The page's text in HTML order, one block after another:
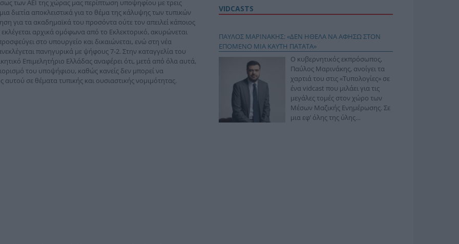
των ΑΕΙ της χώρας μας περίπτωση υποψηφίου με τρεις
διετία αποκλειστικά για το θέμα της κάλυψης των τυπικών
για τα ακαδημαϊκά του προσόντα ούτε τον απειλεί κάποιος
αρχικά ομόφωνα από το Εκλεκτορικό, ακυρώνεται
στο υπουργείο και δικαιώνεται, ενώ στη νέα
πανηγυρικά με ψήφους 7-2. Στην καταγγελία του
Επιμελητήριο Ελλάδας αναφέρει ότι, μετά από όλα αυτά,
του υποψήφιου, καθώς κανείς δεν μπορεί να
σε θέματα τυπικής και ουσιαστικής νομιμότητας.
VIDCASTS
ΠΑΥΛΟΣ ΜΑΡΙΝΑΚΗΣ: «ΔΕΝ ΗΘΕΛΑ ΝΑ ΑΦΗΣΩ ΣΤΟΝ
ΕΠΟΜΕΝΟ ΜΙΑ ΚΑΥΤΗ ΠΑΤΑΤΑ»
Ο κυβερνητικός εκπρόσωπος,
Παύλος Μαρινάκης, ανοίγει τα
χαρτιά του στις «Τυπολογίες» σε
ένα vidcast που μιλάει για τις
μεγάλες τομές στον χώρο των
Μέσων Μαζικής Ενημέρωσης. Σε
μια εφ’ όλης της ύλης